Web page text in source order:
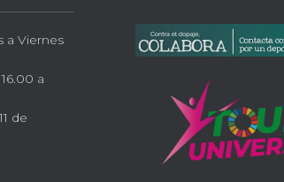
a Viernes
a
de